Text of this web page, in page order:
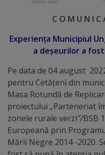
onoare
Deținători
ai
titlului
„Merite
pentru
Ungheni”
Diplome
C O M U N I
Experiența Municipiul
a deșeurilor a
Pe data de 04 august
pentru Cetățeni din
Masa Rotundă de
proiectului „Parteneriat
zonele rurale verzi”/BSB
Europeană prin
Mării Negre 2014 -2020.